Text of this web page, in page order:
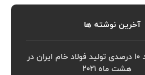
آخرین نوشته ها
افزایش حدود ۱۰ درصدی تولید فولاد خام ایران در
هشت ماه ۲۰۲۱